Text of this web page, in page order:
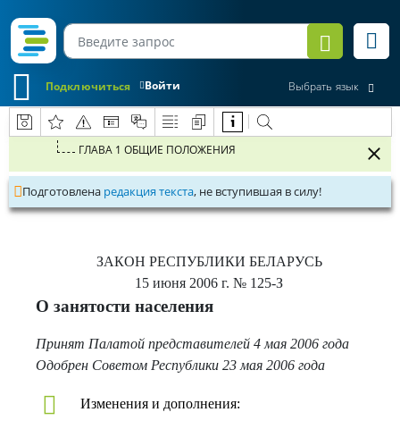
Войти
Подключиться Выбрать язык
ГЛАВА 1 ОБЩИЕ ПОЛОЖЕНИЯ
Подготовлена редакция текста, не вступившая в силу!
ЗАКОН РЕСПУБЛИКИ БЕЛАРУСЬ
15 июня 2006 г. № 125-З
О занятости населения
Принят Палатой представителей 4 мая 2006 года
Одобрен Советом Республики 23 мая 2006 года
Изменения и дополнения: